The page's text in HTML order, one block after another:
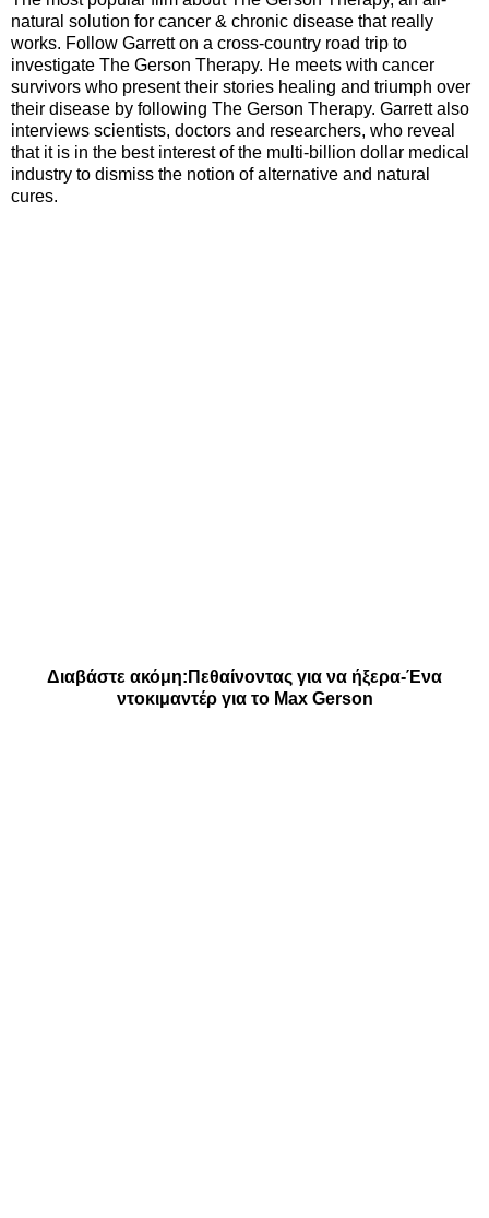
natural solution for cancer & chronic disease that really
works. Follow Garrett on a cross-country road trip to
investigate The Gerson Therapy. He meets with cancer
survivors who present their stories healing and triumph over
their disease by following The Gerson Therapy. Garrett also
interviews scientists, doctors and researchers, who reveal
that it is in the best interest of the multi-billion dollar medical
industry to dismiss the notion of alternative and natural
cures.
Διαβάστε ακόμη: Πεθαίνοντας για να ήξερα-Ένα
ντοκιμαντέρ για το Max Gerson